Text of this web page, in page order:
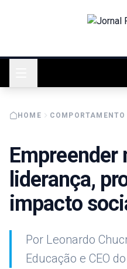
HOME COMPORTAMENTO
Empreender
liderança,
impacto
Por Leonardo
Educação e CEO